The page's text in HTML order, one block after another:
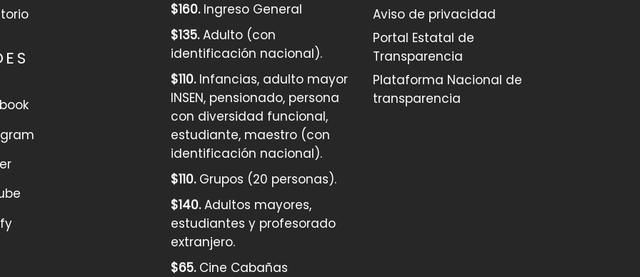
$160.Ingreso General
$135.Adulto (con
identificación nacional).
$110.Infancias, adulto mayor
INSEN, pensionado, persona
con diversidad funcional,
estudiante, maestro (con
identificación nacional).
$110.Grupos (20 personas).
$140.Adultos mayores,
estudiantes y profesorado
extranjero.
$65.Cine Cabañas
Aviso de privacidad
Portal Estatal de
Transparencia
Plataforma Nacional de
transparencia